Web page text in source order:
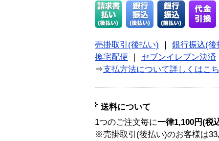
売掛取引(後払い)
銀行振込(後
換宅配便
セブンイレブン決済
⇒支払方法について詳しくはこ
送料について
1つのご注文毎に一律1,100円(税
※売掛取引(後払い)のお客様は